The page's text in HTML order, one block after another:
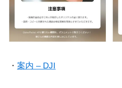
・ 案内 – DJI